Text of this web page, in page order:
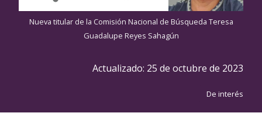
Nueva titular de la Comisión Nacional de Búsqueda Teresa
Guadalupe Reyes Sahagún
Actualizado: 25 de octubre de 2023
De interés